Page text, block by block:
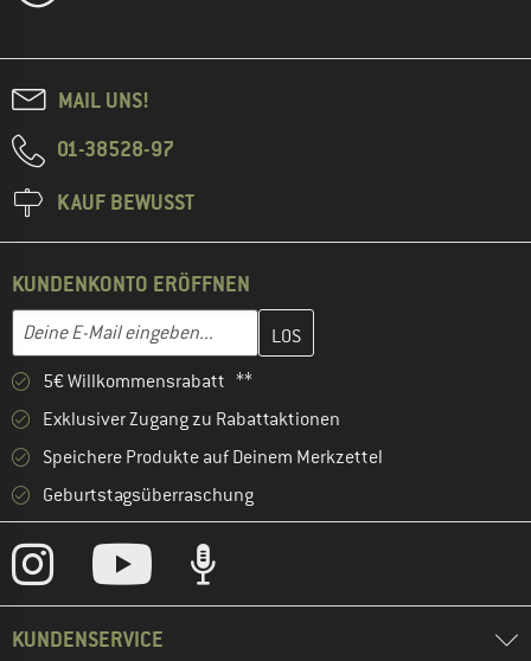
MAIL UNS!
01-38528-97
KAUF BEWUSST
KUNDENKONTO ERÖFFNEN
E-Mail-Adresse
Gib hier deine E-Mail-Adresse ein und erstelle im nächsten
5€ Willkommensrabatt **
Exklusiver Zugang zu Rabattaktionen
Speichere Produkte auf Deinem Merkzettel
Geburtstagsüberraschung
KUNDENSERVICE